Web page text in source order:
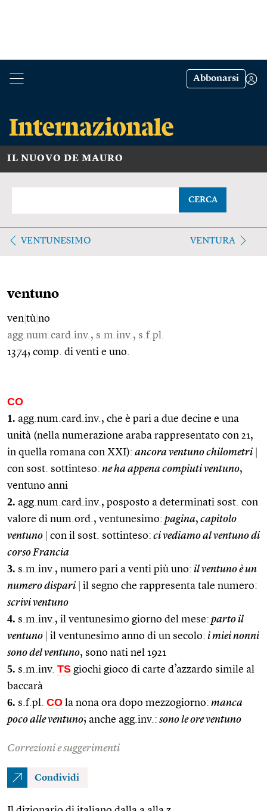
Abbonarsi
IL NUOVO DE MAURO
CERCA
VENTUNESIMO VENTURA
ventuno
ven tù no
agg.num.card.inv., s.m.inv., s.f.pl.
1374; comp. di venti e uno.
CO
1. agg.num.card.inv., che è pari a due decine e una
unità (nella numerazione araba rappresentato con 21,
in quella romana con XXI): ancora ventuno chilometri
con sost. sottinteso: ne ha appena compiuti ventuno,
ventuno anni
2. agg.num.card.inv., posposto a determinati sost. con
valore di num.ord., ventunesimo: pagina, capitolo
ventuno
con il sost. sottinteso: ci vediamo al ventuno di
corso Francia
3. s.m.inv., numero pari a venti più uno: il ventuno è un
numero dispari
il segno che rappresenta tale numero:
scrivi ventuno
4. s.m.inv., il ventunesimo giorno del mese: parto il
ventuno
il ventunesimo anno di un secolo: i miei nonni
sono del ventuno, sono nati nel 1921
5. s.m.inv. TS giochi gioco di carte d’azzardo simile al
baccarà
6. s.f.pl. CO la nona ora dopo mezzogiorno: manca
poco alle ventuno; anche agg.inv.: sono le ore ventuno
Correzioni e suggerimenti
Condividi